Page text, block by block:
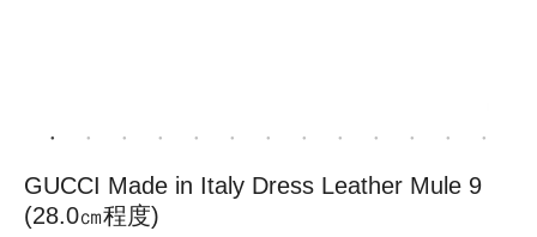
GUCCI Made in Italy Dress Leather Mule 9
(28.0㎝程度)